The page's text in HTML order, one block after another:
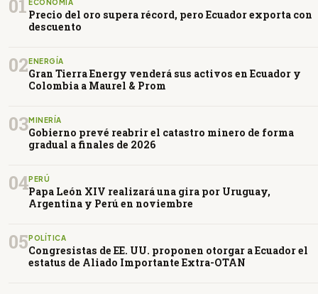
01 ECONOMÍA
Precio del oro supera récord, pero Ecuador exporta con
descuento
02ENERGÍA
Gran Tierra Energy venderá sus activos en Ecuador y
Colombia a Maurel & Prom
03MINERÍA
Gobierno prevé reabrir el catastro minero de forma
gradual a finales de 2026
04PERÚ
Papa León XIV realizará una gira por Uruguay,
Argentina y Perú en noviembre
05POLÍTICA
Congresistas de EE. UU. proponen otorgar a Ecuador el
estatus de Aliado Importante Extra-OTAN